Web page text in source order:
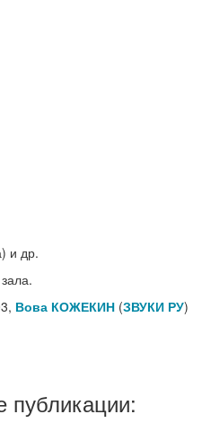
и др.
Вова КОЖЕКИН (ЗВУКИ РУ)
публикации: